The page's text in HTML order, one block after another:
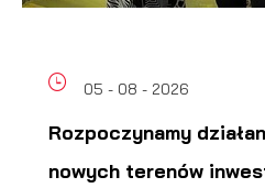
05 - 08 - 2026
Rozpoczynamy
nowych terenów